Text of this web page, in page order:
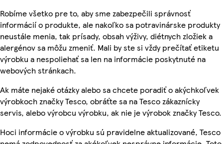
Robíme všetko pre to, aby sme zabezpečili správnosť
informácií o produkte, ale nakoľko sa potravinárske produkty
neustále menia, tak prísady, obsah výživy, diétnych zložiek a
alergénov sa môžu zmeniť. Mali by ste si vždy prečítať etiketu
výrobku a nespoliehať sa len na informácie poskytnuté na
webových stránkach.
Ak máte nejaké otázky alebo sa chcete poradiť o akýchkoľvek
výrobkoch značky Tesco, obráťte sa na Tesco zákaznícky
servis, alebo výrobcu výrobku, ak nie je výrobok značky Tesco.
Hoci informácie o výrobku sú pravidelne aktualizované, Tesco